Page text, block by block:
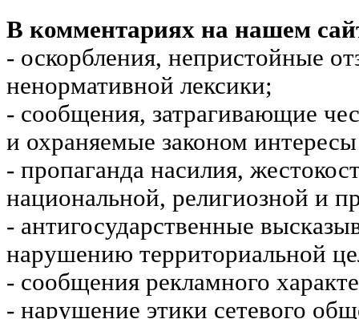
В комментариях на нашем
- оскорбления, непристойные
ненормативной лексики;
- сообщения, затрагивающие
и охраняемые законом
- пропаганда насилия,
национальной, религиозной и
- антигосударственные
нарушению территориальной
- сообщения рекламного
- нарушение этики сетевого